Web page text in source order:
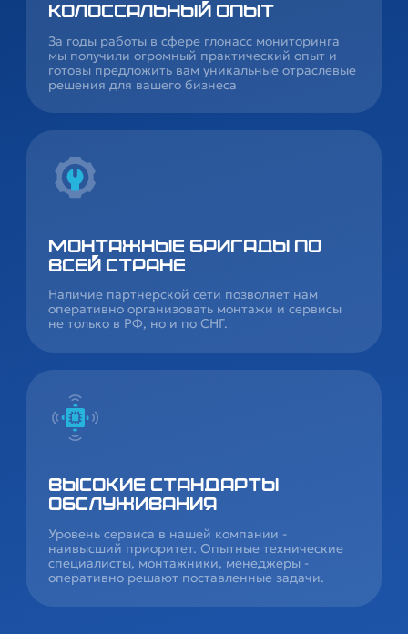
Колоссальный опыт
За годы работы в сфере глонасс мониторинга
мы получили огромный практический опыт и
готовы предложить вам уникальные отраслевые
решения для вашего бизнеса
Монтажные бригады по
всей стране
Наличие партнерской сети позволяет нам
оперативно организовать монтажи и сервисы
не только в РФ, но и по СНГ.
Высокие стандарты
обслуживания
Уровень сервиса в нашей компании -
наивысший приоритет. Опытные технические
специалисты, монтажники, менеджеры -
оперативно решают поставленные задачи.